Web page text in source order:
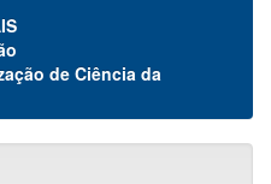
de Ciência da